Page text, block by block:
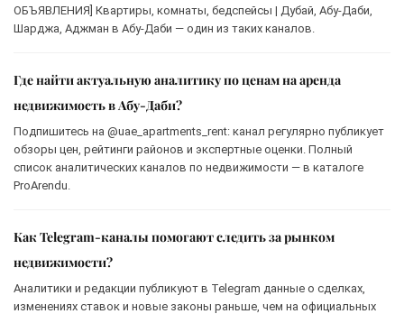
ОБЪЯВЛЕНИЯ] Квартиры, комнаты, бедспейсы | Дубай, Абу-Даби,
Шарджа, Аджман в Абу-Даби — один из таких каналов.
Где найти актуальную аналитику по ценам на аренда
недвижимость в Абу-Даби?
Подпишитесь на @uae_apartments_rent: канал регулярно публикует
обзоры цен, рейтинги районов и экспертные оценки. Полный
список аналитических каналов по недвижимости — в каталоге
ProArendu.
Как Telegram-каналы помогают следить за рынком
недвижимости?
Аналитики и редакции публикуют в Telegram данные о сделках,
изменениях ставок и новые законы раньше, чем на официальных